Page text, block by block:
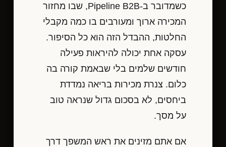
כשמדובר ב-Pipeline B2B, שבו מחזור
המכירה ארוך ומעורבים בו כמה מקבלי
החלטות, ההבדל הזה הוא כל הסיפור.
עסקה אחת יכולה להיראות פעילה
חודשים שלמים בלי שבאמת קורה בה
כלום. צנרת מכירות בריאה נמדדת
ביחסים, לא בסכום גדול שנראה טוב
על מסך.
אם אתם מזינים את ראש המשפך דרך